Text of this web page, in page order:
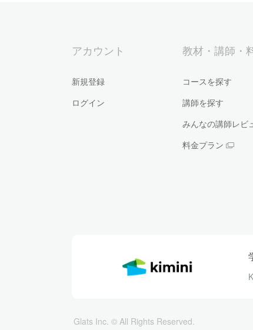
アカウント
新規登録
ログイン
教材・講師・
コースを探す
講師を探す
みんなの講師レビ
料金プラン
Glats Inc. © All Rights Reserved.